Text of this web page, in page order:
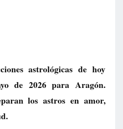
astrológicas de hoy
de 2026 para Aragón.
los astros en amor,